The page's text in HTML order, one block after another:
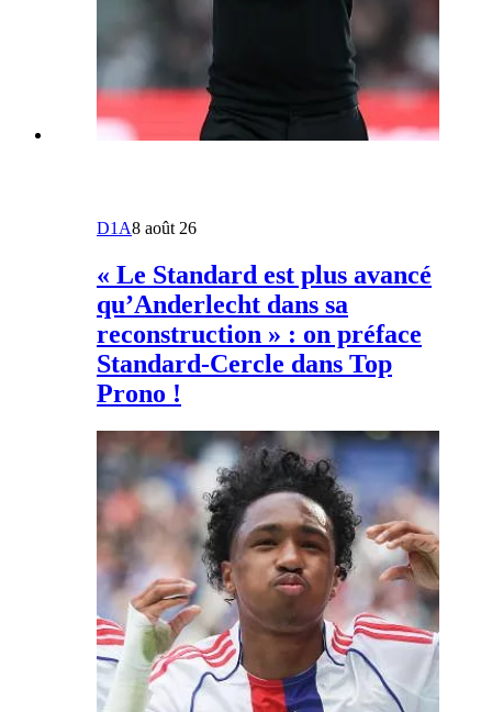
D1A8 août 26
« Le Standard est plus avancé
qu’Anderlecht dans sa
reconstruction » : on préface
Standard-Cercle dans Top
Prono !